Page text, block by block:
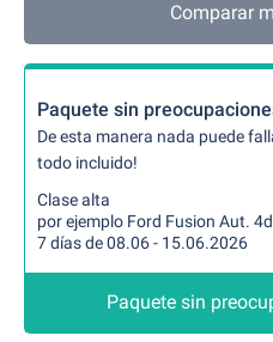
Comparar
Paquete sin
De esta manera nada puede
todo incluido!
Clase alta
por ejemplo Ford Fusion Aut.
7 días de 08.06 - 15.06.2026
Paquete sin